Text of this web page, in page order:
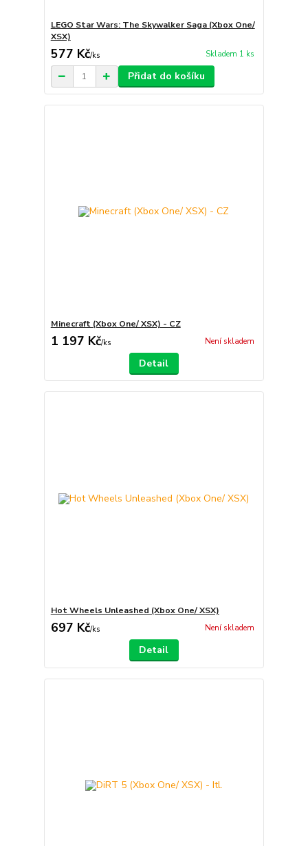
LEGO Star Wars: The Skywalker Saga (Xbox One/
XSX)
577 Kč/ks Skladem 1 ks
Přidat do košíku
Minecraft (Xbox One/ XSX) - CZ
1 197 Kč/ks Není skladem
Detail
Hot Wheels Unleashed (Xbox One/ XSX)
697 Kč/ks Není skladem
Detail